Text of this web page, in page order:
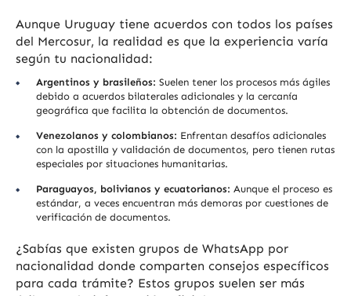
Aunque Uruguay tiene acuerdos con todos los países
del Mercosur, la realidad es que la experiencia varía
según tu nacionalidad:
Argentinos y brasileños: Suelen tener los procesos más ágiles
debido a acuerdos bilaterales adicionales y la cercanía
geográfica que facilita la obtención de documentos.
Venezolanos y colombianos: Enfrentan desafíos adicionales
con la apostilla y validación de documentos, pero tienen rutas
especiales por situaciones humanitarias.
Paraguayos, bolivianos y ecuatorianos: Aunque el proceso es
estándar, a veces encuentran más demoras por cuestiones de
verificación de documentos.
¿Sabías que existen grupos de WhatsApp por
nacionalidad donde comparten consejos específicos
para cada trámite? Estos grupos suelen ser más